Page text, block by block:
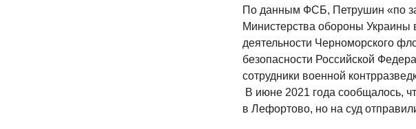
По данным ФСБ, Петрушин «по
Министерства обороны Украины
деятельности Черноморского
безопасности Российской
сотрудники военной
В июне 2021 года сообщалось,
в Лефортово, но на суд